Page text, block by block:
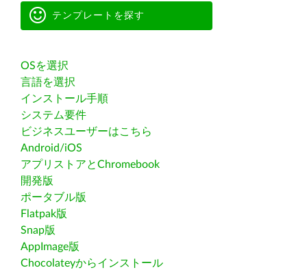
テンプレートを探す
OSを選択
言語を選択
インストール手順
システム要件
ビジネスユーザーはこちら
Android/iOS
アプリストアとChromebook
開発版
ポータブル版
Flatpak版
Snap版
AppImage版
Chocolateyからインストール